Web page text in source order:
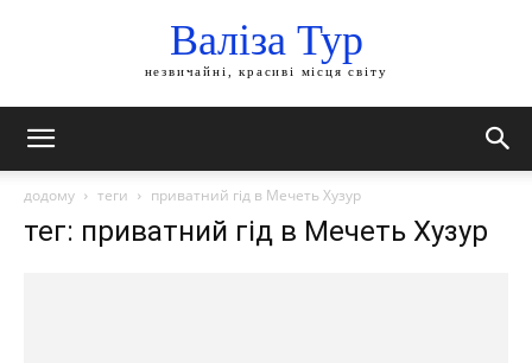
Валіза Тур
незвичайні, красиві місця світу
додому теги приватний гід в Мечеть Хузур
тег: приватний гід в Мечеть Хузур